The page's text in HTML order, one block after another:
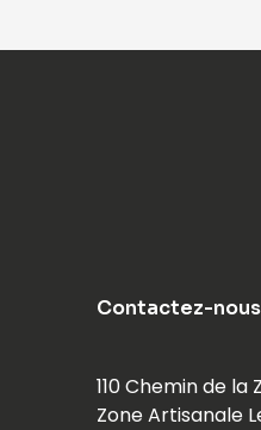
Contactez-nous
110 Chemin de la
Zone Artisanale